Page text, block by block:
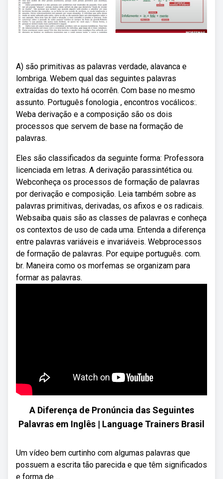
A) são primitivas as palavras verdade, alavanca e
lombriga. Webem qual das seguintes palavras
extraídas do texto há ocorrên. Com base no mesmo
assunto. Português fonologia , encontros vocálicos:.
Weba derivação e a composição são os dois
processos que servem de base na formação de
palavras.
Eles são classificados da seguinte forma: Professora
licenciada em letras. A derivação parassintética ou.
Webconheça os processos de formação de palavras
por derivação e composição. Leia também sobre as
palavras primitivas, derivadas, os afixos e os radicais.
Websaiba quais são as classes de palavras e conheça
os contextos de uso de cada uma. Entenda a diferença
entre palavras variáveis e invariáveis. Webprocessos
de formação de palavras. Por equipe português. com.
br. Maneira como os morfemas se organizam para
formar as palavras.
A Diferença de Pronúncia das Seguintes
Palavras em Inglês | Language Trainers Brasil
Um vídeo bem curtinho com algumas palavras que
possuem a escrita tão parecida e que têm significados
e forma de ...